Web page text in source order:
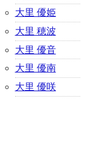
大里 優姫
大里 穂波
大里 優音
大里 優南
大里 優咲